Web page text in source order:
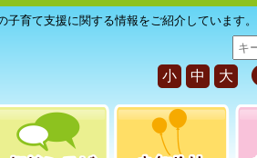
育て支援に関する情報をご紹介しています。
サ
イ
ト
内
小 中 大